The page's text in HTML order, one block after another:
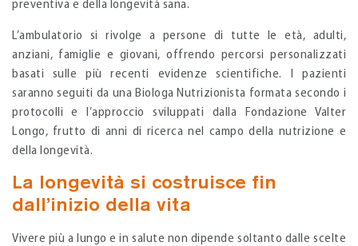
preventiva e della longevità sana.
L’ambulatorio si rivolge a persone di tutte le età, adulti,
anziani, famiglie e giovani, offrendo percorsi personalizzati
basati sulle più recenti evidenze scientifiche. I pazienti
saranno seguiti da una Biologa Nutrizionista formata secondo i
protocolli e l’approccio sviluppati dalla Fondazione Valter
Longo, frutto di anni di ricerca nel campo della nutrizione e
della longevità.
La longevità si costruisce fin
dall’inizio della vita
Vivere più a lungo e in salute non dipende soltanto dalle scelte